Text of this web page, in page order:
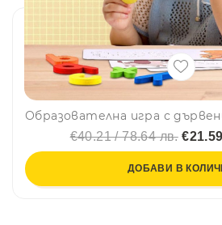
€40.21 / 78.64 лв.
ДОБАВИ В